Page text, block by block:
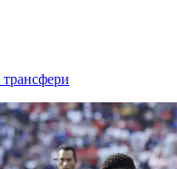
трансфери